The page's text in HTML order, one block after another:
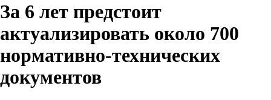
За 6 лет предстоит
актуализировать около 700
нормативно-технических
документов